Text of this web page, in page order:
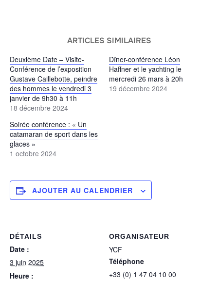
ARTICLES SIMILAIRES
Deuxième Date – Visite-
Conférence de l’exposition
Gustave Caillebotte, peindre
des hommes le vendredi 3
janvier de 9h30 à 11h
18 décembre 2024
Dîner-conférence Léon
Haffner et le yachting le
mercredi 26 mars à 20h
19 décembre 2024
Soirée conférence : « Un
catamaran de sport dans les
glaces »
1 octobre 2024
AJOUTER AU CALENDRIER
DÉTAILS
Date :
3 juin 2025
Heure :
ORGANISATEUR
YCF
Téléphone
+33 (0) 1 47 04 10 00